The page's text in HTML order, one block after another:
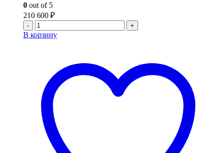
0 out of 5
210 600 ₽
- +
В корзину